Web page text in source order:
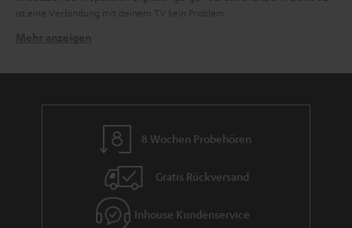
ist eine Verbindung mit deinem TV kein Problem.
Hierbei kannst du zwischen verschiedenen Quellen deiner Wahl wechseln,
Die Teufel Home App ist die smarte Fernbedienung für dein Soundsystem.
Das Streaming ist durch Schnittstellen wie Google Cast, Spotify Connect
und Airplay2 möglich. Auch Bluetooth zum Streamen ist integriert.
Was steckt hinter der Teufel Home-Technologie?
Die neuen Teufel Home Speaker sind als Geräte mit einem offenen
8 Wochen Probehören
Gratis Rückversand
Inhouse Kundenservice